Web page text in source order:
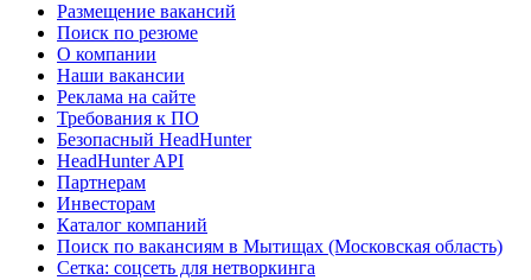
Размещение вакансий
Поиск по резюме
О компании
Наши вакансии
Реклама на сайте
Требования к ПО
Безопасный HeadHunter
HeadHunter API
Партнерам
Инвесторам
Каталог компаний
Поиск по вакансиям в Мытищах (Московская область)
Сетка: соцсеть для нетворкинга